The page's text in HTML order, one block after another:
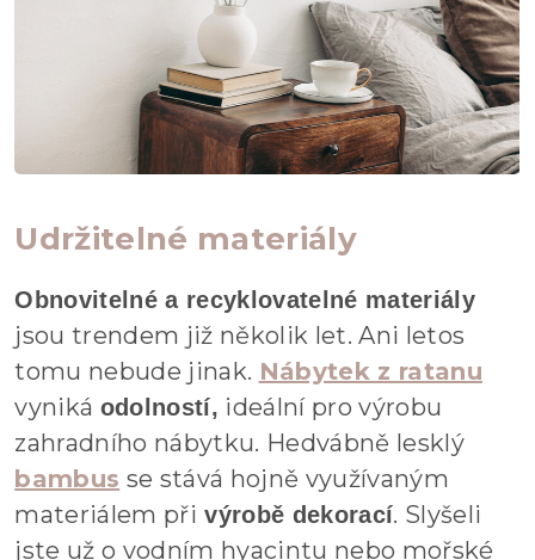
Udržitelné materiály
Obnovitelné a recyklovatelné materiály
jsou trendem již několik let. Ani letos
tomu nebude jinak. Nábytek z ratanu
vyniká odolností, ideální pro výrobu
zahradního nábytku. Hedvábně lesklý
bambus se stává hojně využívaným
materiálem při výrobě dekorací. Slyšeli
jste už o vodním hyacintu nebo mořské